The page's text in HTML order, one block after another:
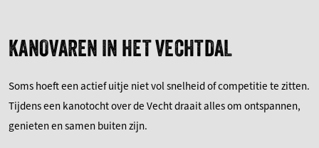
KANOVAREN IN HET VECHTDAL
Soms hoeft een actief uitje niet vol snelheid of competitie te zitten.
Tijdens een kanotocht over de Vecht draait alles om ontspannen,
genieten en samen buiten zijn.